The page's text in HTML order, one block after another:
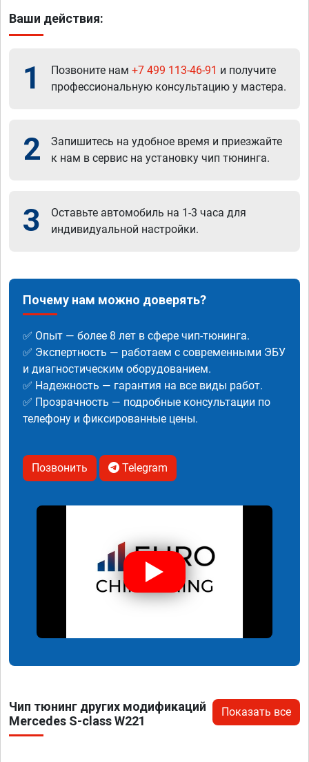
Ваши действия:
1 Позвоните нам +7 499 113-46-91 и получите
профессиональную консультацию у мастера.
2
Запишитесь на удобное время и приезжайте
к нам в сервис на установку чип тюнинга.
3
Оставьте автомобиль на 1-3 часа для
индивидуальной настройки.
Почему нам можно доверять?
✅ Опыт — более 8 лет в сфере чип-тюнинга.
✅ Экспертность — работаем с современными ЭБУ
и диагностическим оборудованием.
✅ Надежность — гарантия на все виды работ.
✅ Прозрачность — подробные консультации по
телефону и фиксированные цены.
Позвонить Telegram
Чип тюнинг других модификаций
Mercedes S-class W221
Показать все